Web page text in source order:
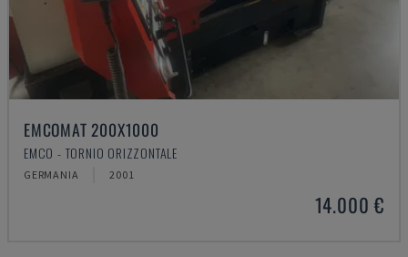
EMCOMAT 200X1000
EMCO - TORNIO ORIZZONTALE
GERMANIA 2001
14.000 €